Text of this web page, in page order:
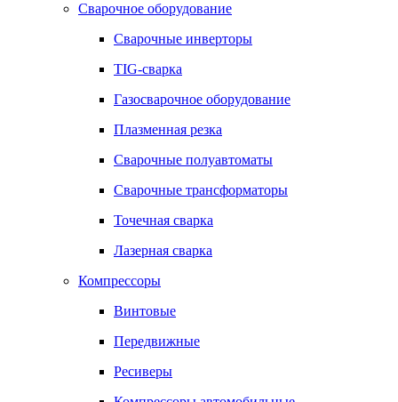
Сварочное оборудование
Сварочные инверторы
TIG-сварка
Газосварочное оборудование
Плазменная резка
Сварочные полуавтоматы
Сварочные трансформаторы
Точечная сварка
Лазерная сварка
Компрессоры
Винтовые
Передвижные
Ресиверы